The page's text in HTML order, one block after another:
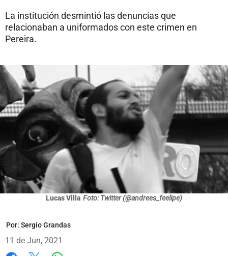
La institución desmintió las denuncias que
relacionaban a uniformados con este crimen en
Pereira.
Lucas Villa Foto: Twitter (@andrees_feelipe)
Por: Sergio Grandas
11 de Jun, 2021